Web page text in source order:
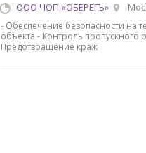
ООО ЧОП «ОБЕРЕГЪ»
- Обеспечение безопасности на
объекта - Контроль пропускного
Предотвращение краж